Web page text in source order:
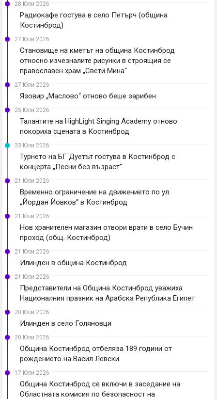
28 Юли 2026
Радиокафе гостува в село Петърч (община
Костинброд)
27 Юли 2026
Становище на кметът на община Костинброд
относно изчезналите рисунки в строящия се
православен храм „Свети Мина“
27 Юли 2026
Язовир „Маслово“ отново беше зарибен
25 Юли 2026
Талантите на HighLight Singing Academy отново
покориха сцената в Костинброд
23 Юли 2026
Турнето на БГ Дуетът гостува в Костинброд с
концерта „Песни без възраст“
21 Юли 2026
Временно ограничение на движението по ул.
„Йордан Йовков“ в Костинброд
21 Юли 2026
Нов хранителен магазин отвори врати в село Бучин
проход (общ. Костинброд)
21 Юли 2026
Илинден в община Костинброд
21 Юли 2026
Представители на Община Костинброд уважиха
Националния празник на Арабска Република Египет
20 Юли 2026
Илинден в село Голяновци
20 Юли 2026
Община Костинброд отбеляза 189 години от
рождението на Васил Левски
17 Юли 2026
Община Костинброд се включи в заседание на
Областната комисия по безопасност на